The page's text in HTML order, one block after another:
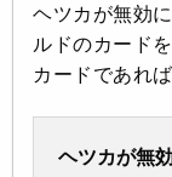
ヘツカが無効
ルドのカード
カードであれ
ヘツカが無